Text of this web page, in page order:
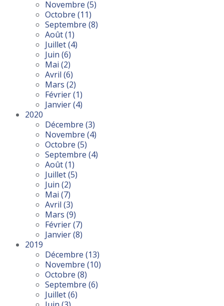
Novembre (5)
Octobre (11)
Septembre (8)
Août(1)
Juillet(4)
Juin (6)
Mai (2)
Avril (6)
Mars (2)
Février(1)
Janvier(4)
2020
Décembre (3)
Novembre (4)
Octobre (5)
Septembre (4)
Août(1)
Juillet(5)
Juin (2)
Mai (7)
Avril (3)
Mars (9)
Février(7)
Janvier(8)
2019
Décembre (13)
Novembre (10)
Octobre (8)
Septembre (6)
Juillet(6)